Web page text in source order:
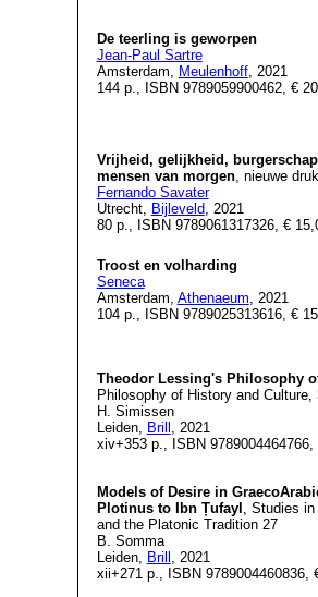
De teerling is geworpen
Jean-Paul Sartre
Amsterdam, Meulenhoff, 2021
144 p., ISBN 9789059900462, €
Vrijheid, gelijkheid,
mensen van morgen, nieuwe druk
Fernando Savater
Utrecht, Bijleveld, 2021
80 p., ISBN 9789061317326, €
Troost en volharding
Seneca
Amsterdam, Athenaeum, 2021
104 p., ISBN 9789025313616, €
Theodor Lessing's Philosophy
Philosophy of History and Culture,
H. Simissen
Leiden, Brill , 2021
xiv+353 p., ISBN
Models of Desire in
Plotinus to Ibn Ṭufayl , Studies
and the Platonic Tradition 27
B. Somma
Leiden, Brill , 2021
xii+271 p., ISBN 9789004460836,